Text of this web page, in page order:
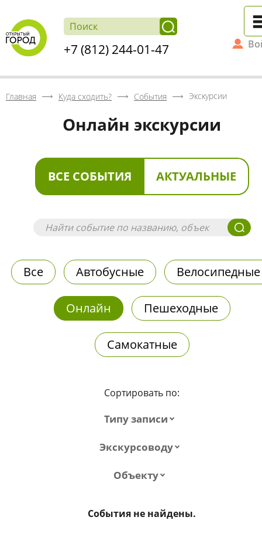
+7 (812) 244-01-47
Главная Куда сходить? События Экскурсии
Онлайн экскурсии
ВСЕ СОБЫТИЯ АКТУАЛЬНЫЕ
Все Автобусные Велосипедные
Онлайн Пешеходные
Самокатные
Сортировать по:
Типу записи
Экскурсоводу
Объекту
События не найдены.